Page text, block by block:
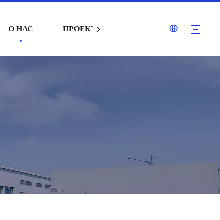
О НАС ПРОЕКТЫ